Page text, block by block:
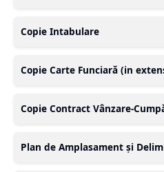
Copie Intabulare
Copie Carte Funciară (in
Copie Contract Vânzare-
Plan de Amplasament și